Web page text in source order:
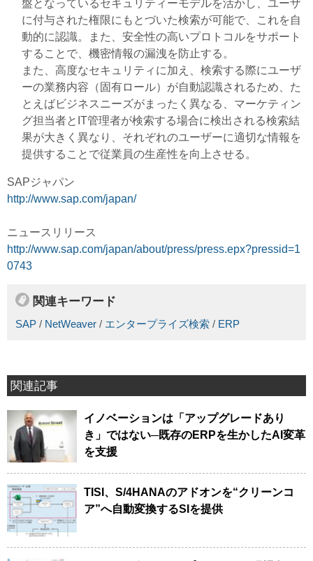
盤となっているセキュリティーモデルを活かし、ユーザ
に付与された権限にもとづいた検索が可能で、これを自
動的に認識。また、安全性の高いプロトコルをサポート
することで、機密情報の漏洩を防止する。
また、高度なセキュリティに加え、検索する際にユーザ
ーの業務内容（固有ロール）が自動認識されるため、た
とえばビジネスニーズがまったく異なる、マーケティン
グ担当者とIT管理者が検索する場合に検出される検索結
果が大きく異なり、それぞれのユーザーに適切な情報を
提供することで従業員の生産性を向上させる。
SAPジャパン
http://www.sap.com/japan/
ニュースリリース
http://www.sap.com/japan/about/press/press.epx?pressid=1
0743
関連キーワード
SAP / NetWeaver / エンタープライズ検索 / ERP
関連記事
イノベーションは「アップグレードあり
き」ではない─既存のERPを生かしたAI変革
を支援
TISI、S/4HANAのアドオンを“クリーンコ
ア”へ自動変換するSIを提供